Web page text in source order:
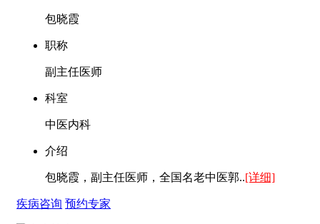
包晓霞
职称
副主任医师
科室
中医内科
介绍
包晓霞，副主任医师，全国名老中医郭..[详细]
疾病咨询 预约专家